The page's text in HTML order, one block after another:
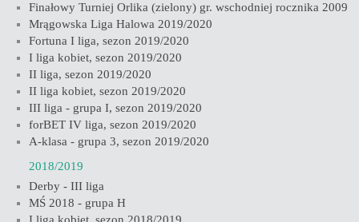
Finałowy Turniej Orlika (zielony) gr. wschodniej rocznika 2009
Mrągowska Liga Halowa 2019/2020
Fortuna I liga, sezon 2019/2020
I liga kobiet, sezon 2019/2020
II liga, sezon 2019/2020
II liga kobiet, sezon 2019/2020
III liga - grupa I, sezon 2019/2020
forBET IV liga, sezon 2019/2020
A-klasa - grupa 3, sezon 2019/2020
2018/2019
Derby - III liga
MŚ 2018 - grupa H